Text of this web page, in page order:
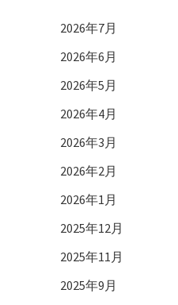
2026年7月
2026年6月
2026年5月
2026年4月
2026年3月
2026年2月
2026年1月
2025年12月
2025年11月
2025年9月